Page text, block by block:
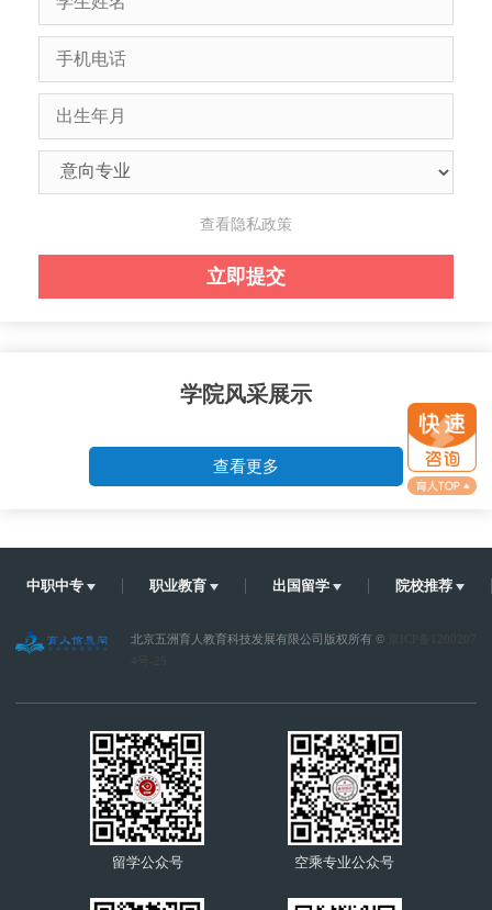
查看隐私政策
学院风采展示
查看更多
中职中专 职业教育 出国留学 院校推荐
北京五洲育人教育科技发展有限公司版权所有 ©
京ICP备1200207
4号-25
空乘专业公众号
留学公众号